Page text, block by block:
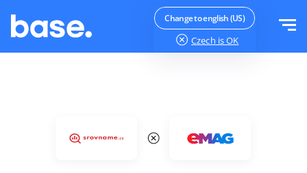
Change to english (US)
Czech is OK
Velikost společnosti
Přihlásit se